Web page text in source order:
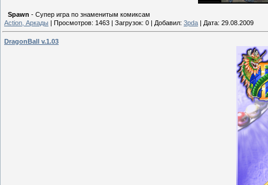
Spawn - Супер игра по знаменитым комиксам
Action, Аркады | Просмотров: 1463 | Загрузок: 0 | Добавил: 3pda | Дата: 29.08.2009
DragonBall v.1.03